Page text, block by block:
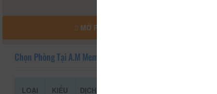
MỞ RỘNG BẢN ĐỒ
Chọn Phòng Tại A.M Memory Hotel
LOẠI
KIỂU
DỊCH